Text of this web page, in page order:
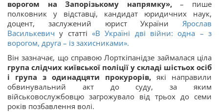
ворогом на Запорізькому напрямку»,– пише
полковник у відставці, кандидат юридичних наук,
доцент, заслужений юрист України Ярослав
Василькевич у статті «В Україні дві війни: одна – з
ворогом, друга – із захисниками».
Він зазначає, що справою Лорткіпанідзе займалася ціла
група слідчих київської поліції у складі шістьох осіб
і група з одинадцяти прокурорів,які направили
обвинувальний акт до суду, за яким
військовослужбовцю загрожувало від трьох до семи
років позбавлення волі.